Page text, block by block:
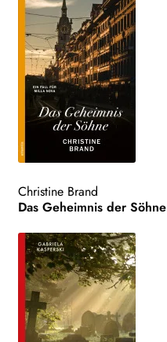
Christine Brand
Das Geheimnis der Söhne